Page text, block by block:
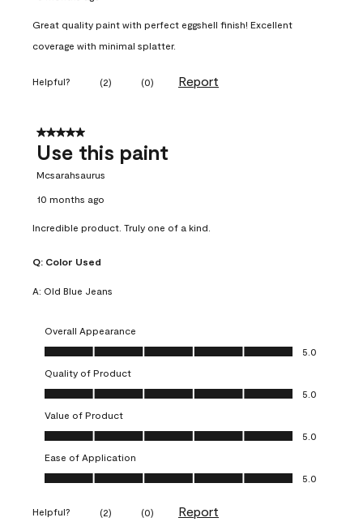
Great quality paint with perfect eggshell finish! Excellent
coverage with minimal splatter.
Helpful? (2) (0) Report
5 out of 5 stars.
Use this paint
Mcsarahsaurus
10 months ago
Incredible product. Truly one of a kind.
Q: Color Used
A: Old Blue Jeans
Overall Appearance
Overall Appearance, 5.0 out of 5
5.0
Quality of Product
Quality of Product, 5.0 out of 5
5.0
Value of Product
Value of Product, 5.0 out of 5
5.0
Ease of Application
Ease of Application, 5.0 out of 5
5.0
Helpful? (2) (0) Report